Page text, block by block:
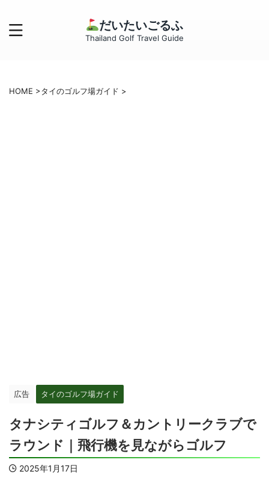
だいたいごるふ
Thailand Golf Travel Guide
HOME >タイのゴルフ場ガイド >
広告 タイのゴルフ場ガイド
タナシティゴルフ＆カントリークラブで
ラウンド｜飛行機を見ながらゴルフ
2025年1月17日